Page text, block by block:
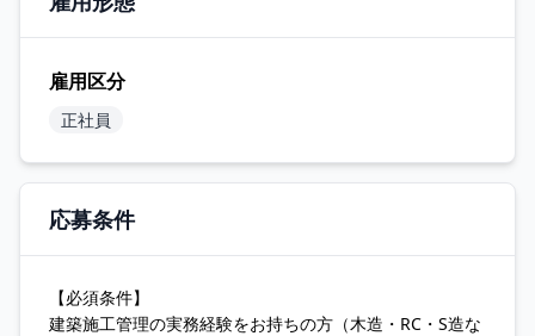
雇用区分
正社員
応募条件
【必須条件】
建築施工管理の実務経験をお持ちの方（木造・RC・S造な